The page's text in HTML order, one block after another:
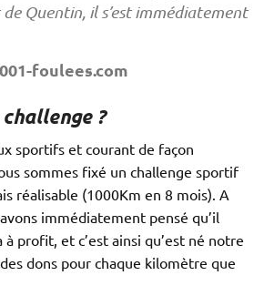
Quentin, il s’est immédiatement
foulees.com
?
sportifs et courant de façon
sommes fixé un challenge sportif
réalisable (1000Km en 8 mois). A
immédiatement pensé qu’il
profit, et c’est ainsi qu’est né notre
dons pour chaque kilomètre que